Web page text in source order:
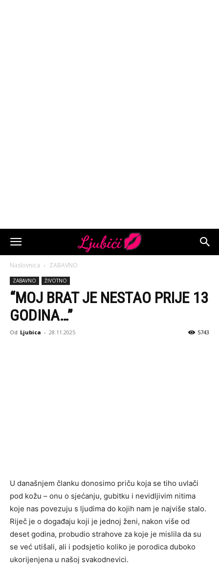
Naslovnica ZABAVNO
ZABAVNO ŽIVOTNO
“MOJ BRAT JE NESTAO PRIJE 13
GODINA…”
Od Ljubica - 28.11.2025 5743
U današnjem članku donosimo priču koja se tiho uvlači
pod kožu – onu o sjećanju, gubitku i nevidljivim nitima
koje nas povezuju s ljudima do kojih nam je najviše stalo.
Riječ je o događaju koji je jednoj ženi, nakon više od
deset godina, probudio strahove za koje je mislila da su
se već utišali, ali i podsjetio koliko je porodica duboko
ukorijenjena u našoj svakodnevici.